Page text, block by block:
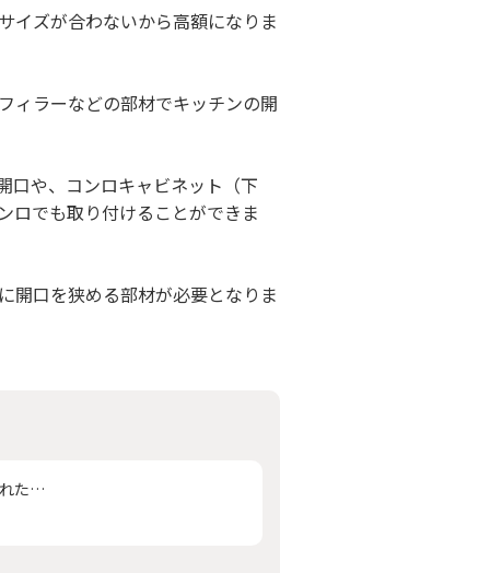
イズが合わないから高額になりま
ィラーなどの部材でキッチンの開
口や、コンロキャビネット（下
ロでも取り付けることができま
開口を狭める部材が必要となりま
た…